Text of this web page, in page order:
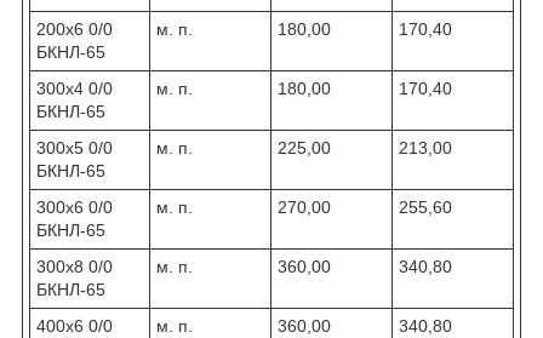
200х6 0/0
БКНЛ-65
м. п. 180,00 170,40
300х4 0/0
БКНЛ-65
м. п. 180,00 170,40
300х5 0/0
БКНЛ-65
м. п. 225,00 213,00
300х6 0/0
БКНЛ-65
м. п. 270,00 255,60
300х8 0/0
БКНЛ-65
м. п. 360,00 340,80
400х6 0/0
м. п. 360,00 340,80